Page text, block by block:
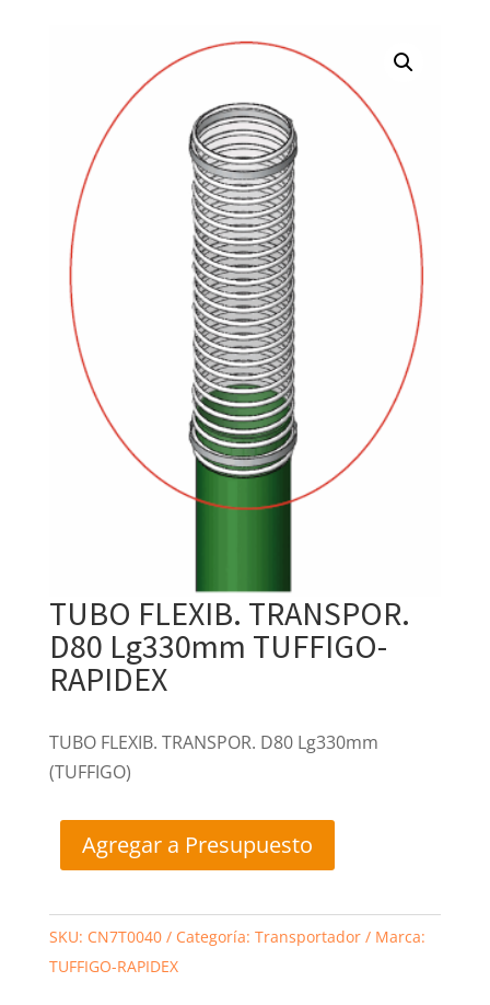
TUBO FLEXIB. TRANSPOR.
D80 Lg330mm TUFFIGO-
RAPIDEX
TUBO FLEXIB. TRANSPOR. D80 Lg330mm
(TUFFIGO)
Agregar a Presupuesto
SKU: CN7T0040 Categoría: Transportador
Marca:
TUFFIGO-RAPIDEX